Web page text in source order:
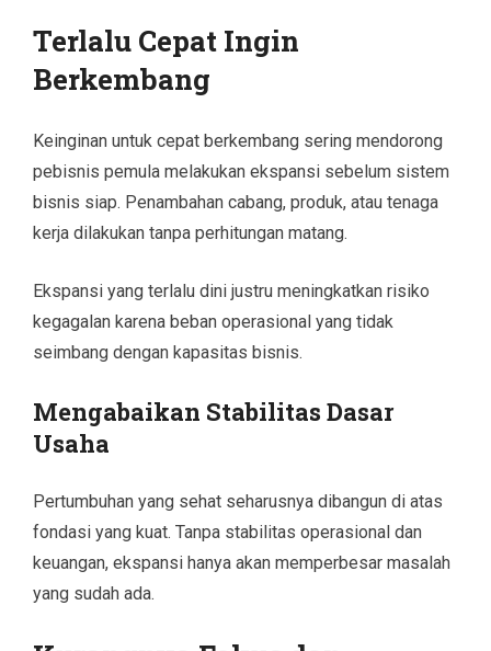
Terlalu Cepat Ingin
Berkembang
Keinginan untuk cepat berkembang sering mendorong
pebisnis pemula melakukan ekspansi sebelum sistem
bisnis siap. Penambahan cabang, produk, atau tenaga
kerja dilakukan tanpa perhitungan matang.
Ekspansi yang terlalu dini justru meningkatkan risiko
kegagalan karena beban operasional yang tidak
seimbang dengan kapasitas bisnis.
Mengabaikan Stabilitas Dasar
Usaha
Pertumbuhan yang sehat seharusnya dibangun di atas
fondasi yang kuat. Tanpa stabilitas operasional dan
keuangan, ekspansi hanya akan memperbesar masalah
yang sudah ada.